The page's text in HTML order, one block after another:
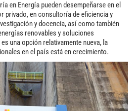
en Energía pueden desempeñarse en el
privado, en consultoría de eficiencia y
y docencia, así como también
renovables y soluciones
una opción relativamente nueva, la
en el país está en crecimiento.